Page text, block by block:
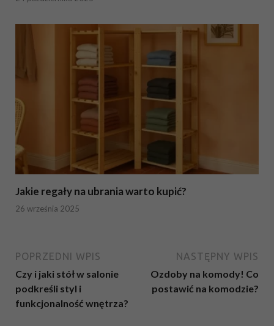
Jakie regały na ubrania warto kupić?
26 września 2025
POPRZEDNI WPIS
Czy i jaki stół w salonie
podkreśli styl i
funkcjonalność wnętrza?
NASTĘPNY WPIS
Ozdoby na komody! Co
postawić na komodzie?